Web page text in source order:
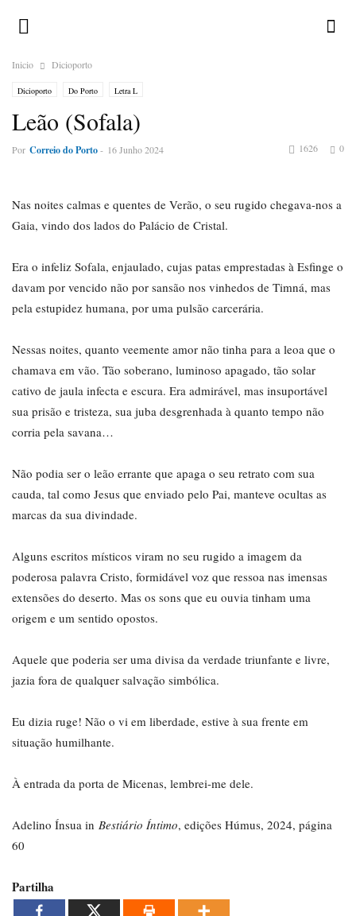
Inicio Dicioporto
Dicioporto Do Porto Letra L
Leão (Sofala)
Por Correio do Porto- 16 Junho 2024 0
1626
Nas noites calmas e quentes de Verão, o seu rugido chegava-nos a
Gaia, vindo dos lados do Palácio de Cristal.
Era o infeliz Sofala, enjaulado, cujas patas emprestadas à Esfinge o
davam por vencido não por sansão nos vinhedos de Timná, mas
pela estupidez humana, por uma pulsão carcerária.
Nessas noites, quanto veemente amor não tinha para a leoa que o
chamava em vão. Tão soberano, luminoso apagado, tão solar
cativo de jaula infecta e escura. Era admirável, mas insuportável
sua prisão e tristeza, sua juba desgrenhada à quanto tempo não
corria pela savana…
Não podia ser o leão errante que apaga o seu retrato com sua
cauda, tal como Jesus que enviado pelo Pai, manteve ocultas as
marcas da sua divindade.
Alguns escritos místicos viram no seu rugido a imagem da
poderosa palavra Cristo, formidável voz que ressoa nas imensas
extensões do deserto. Mas os sons que eu ouvia tinham uma
origem e um sentido opostos.
Aquele que poderia ser uma divisa da verdade triunfante e livre,
jazia fora de qualquer salvação simbólica.
Eu dizia ruge! Não o vi em liberdade, estive à sua frente em
situação humilhante.
À entrada da porta de Micenas, lembrei-me dele.
Adelino Ínsua in Bestiário Íntimo, edições Húmus, 2024, página
60
Partilha